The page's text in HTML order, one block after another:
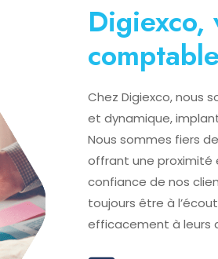
Chez Digiexco, nous
et dynamique,
Nous sommes fiers
offrant une proximité
confiance de nos
toujours être à
efficacement à leurs